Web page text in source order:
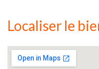
Localiser le